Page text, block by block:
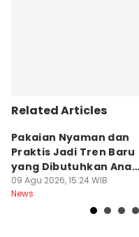
Related Articles
Pakaian Nyaman dan
Praktis Jadi Tren Baru
yang Dibutuhkan Anak
Muda
09 Agu 2026, 15:24 WIB
News